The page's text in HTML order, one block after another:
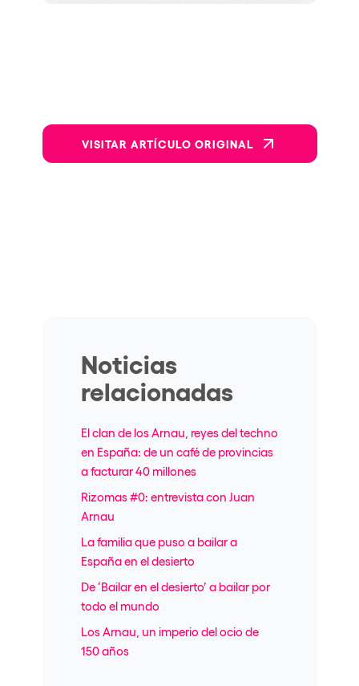
VISITAR ARTÍCULO ORIGINAL
Noticias
relacionadas
El clan de los Arnau, reyes del techno
en España: de un café de provincias
a facturar 40 millones
Rizomas #0: entrevista con Juan
Arnau
La familia que puso a bailar a
España en el desierto
De ‘Bailar en el desierto’ a bailar por
todo el mundo
Los Arnau, un imperio del ocio de
150 años